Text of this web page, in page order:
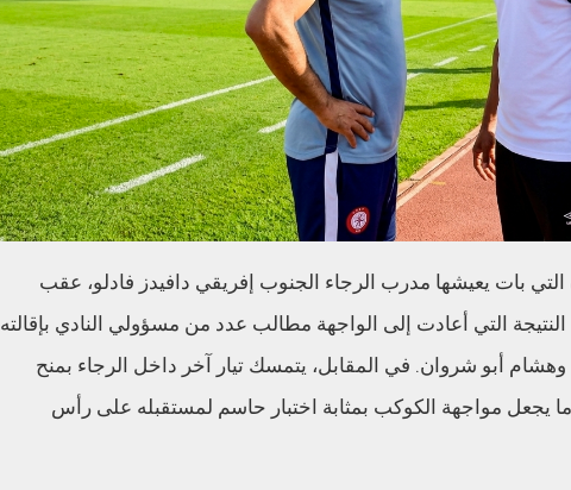
بات يعيشها مدرب الرجاء الجنوب إفريقي دافيدز فادلو، عقب
التي أعادت إلى الواجهة مطالب عدد من مسؤولي النادي بإقالته
أبو شروان. في المقابل، يتمسك تيار آخر داخل الرجاء بمنح
يجعل مواجهة الكوكب بمثابة اختبار حاسم لمستقبله على رأس